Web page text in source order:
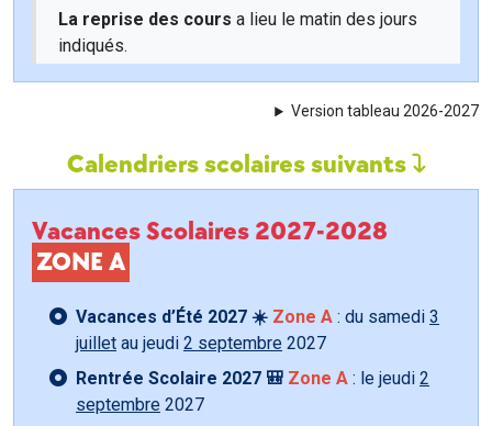
La reprise des cours a lieu le matin des jours
indiqués.
Version tableau 2026-2027
Calendriers scolaires suivants
Vacances Scolaires 2027-2028
ZONE A
Vacances d’Été 2027 ☀️ Zone A : du samedi 3
juillet au jeudi 2 septembre 2027
Rentrée Scolaire 2027 🎒 Zone A : le jeudi 2
septembre 2027